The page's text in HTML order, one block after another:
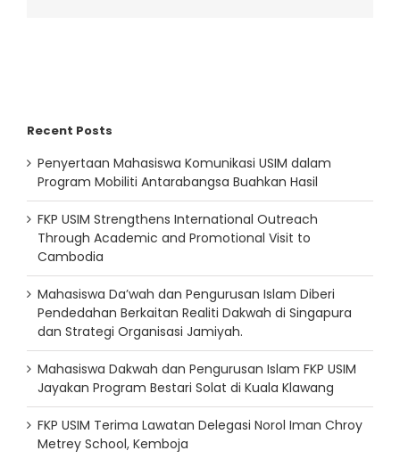
Recent Posts
Penyertaan Mahasiswa Komunikasi USIM dalam
Program Mobiliti Antarabangsa Buahkan Hasil
FKP USIM Strengthens International Outreach
Through Academic and Promotional Visit to
Cambodia
Mahasiswa Da’wah dan Pengurusan Islam Diberi
Pendedahan Berkaitan Realiti Dakwah di Singapura
dan Strategi Organisasi Jamiyah.
Mahasiswa Dakwah dan Pengurusan Islam FKP USIM
Jayakan Program Bestari Solat di Kuala Klawang
FKP USIM Terima Lawatan Delegasi Norol Iman Chroy
Metrey School, Kemboja